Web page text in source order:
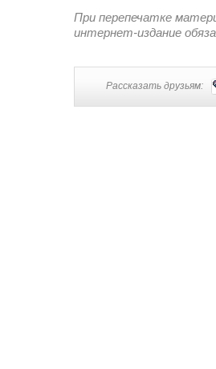
При перепечатке
интернет-издание
Рассказать друзьям: